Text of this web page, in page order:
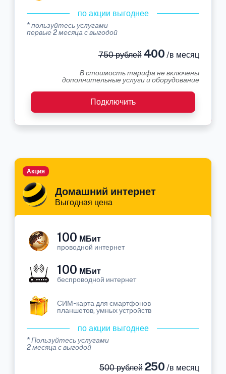
по акции выгоднее
* пользуйтесь услугами
первые 2 месяца с выгодой
750 рублей400 /в месяц
В стоимость тарифа не включены
дополнительные услуги и оборудование
Подключить
Домашний интернет
Выгодная цена
Акция
100 МБит
проводной интернет
100 МБит
беспроводной интернет
СИМ-карта для смартфонов
планшетов, умных устройств
по акции выгоднее
* Пользуйтесь услугами
2 месяца с выгодой
500 рублей250 /в месяц